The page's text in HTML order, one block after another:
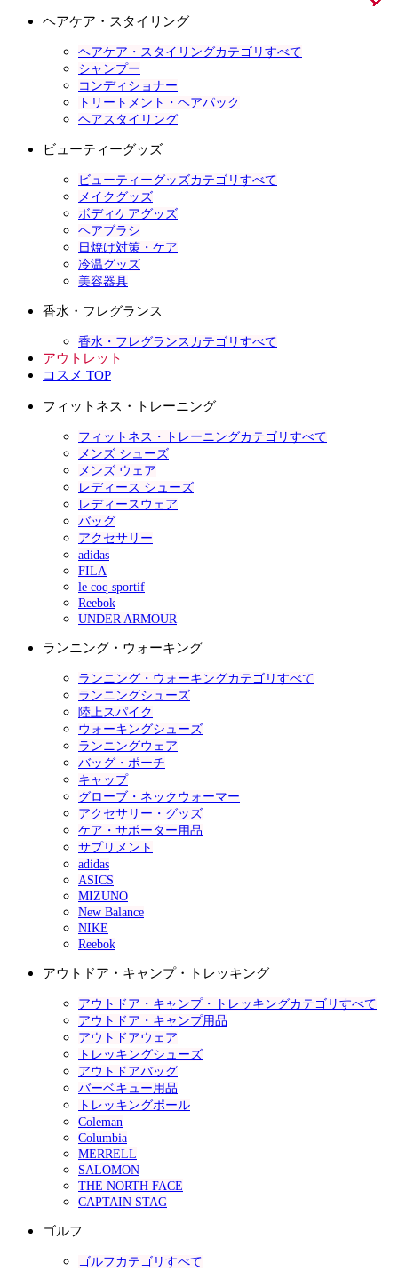
ヘアケア・スタイリング
ヘアケア・スタイリングカテゴリすべて
シャンプー
コンディショナー
トリートメント・ヘアパック
ヘアスタイリング
ビューティーグッズ
ビューティーグッズカテゴリすべて
メイクグッズ
ボディケアグッズ
ヘアブラシ
日焼け対策・ケア
冷温グッズ
美容器具
香水・フレグランス
香水・フレグランスカテゴリすべて
アウトレット
コスメ TOP
フィットネス・トレーニング
フィットネス・トレーニングカテゴリすべて
メンズ シューズ
メンズ ウェア
レディース シューズ
レディースウェア
バッグ
アクセサリー
adidas
FILA
le coq sportif
Reebok
UNDER ARMOUR
ランニング・ウォーキング
ランニング・ウォーキングカテゴリすべて
ランニングシューズ
陸上スパイク
ウォーキングシューズ
ランニングウェア
バッグ・ポーチ
キャップ
グローブ・ネックウォーマー
アクセサリー・グッズ
ケア・サポーター用品
サプリメント
adidas
ASICS
MIZUNO
New Balance
NIKE
Reebok
アウトドア・キャンプ・トレッキング
アウトドア・キャンプ・トレッキングカテゴリすべて
アウトドア・キャンプ用品
アウトドアウェア
トレッキングシューズ
アウトドアバッグ
バーベキュー用品
トレッキングポール
Coleman
Columbia
MERRELL
SALOMON
THE NORTH FACE
CAPTAIN STAG
ゴルフ
ゴルフカテゴリすべて